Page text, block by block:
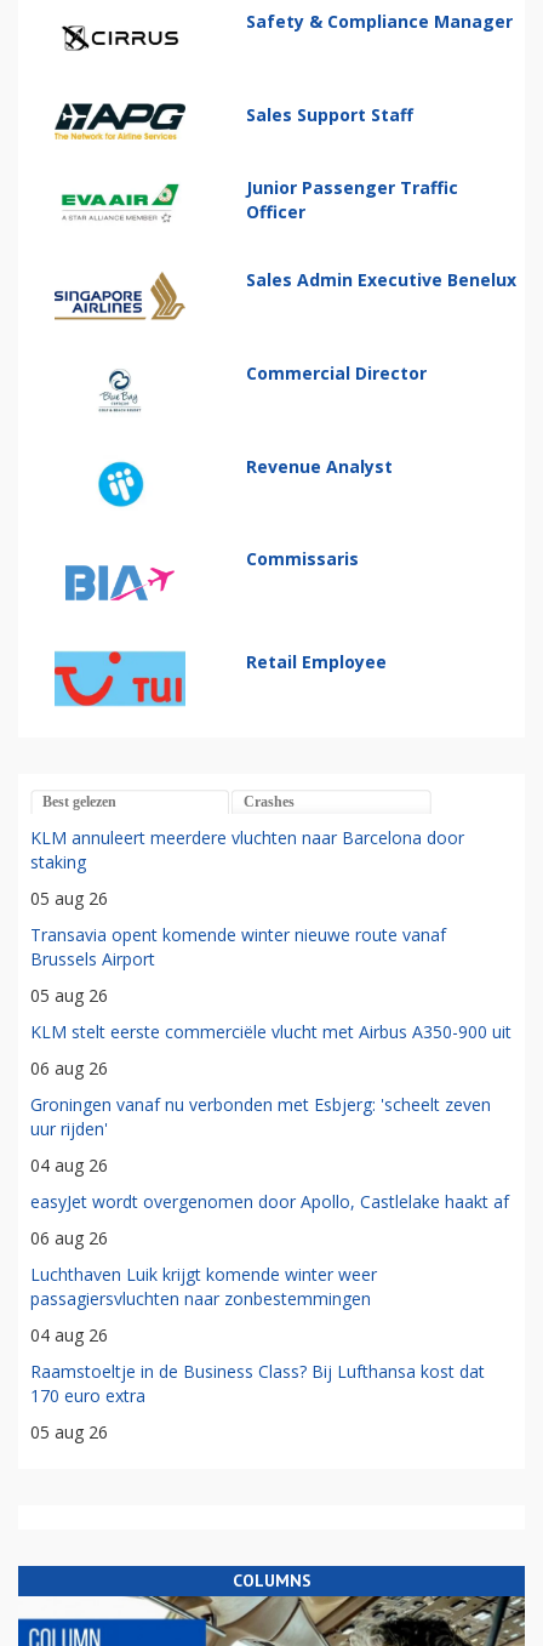
Safety & Compliance Manager
Sales Support Staff
Junior Passenger Traffic
Officer
Sales Admin Executive Benelux
Commercial Director
Revenue Analyst
Commissaris
Retail Employee
Best gelezen Crashes
KLM annuleert meerdere vluchten naar Barcelona door
staking
05 aug 26
Transavia opent komende winter nieuwe route vanaf
Brussels Airport
05 aug 26
KLM stelt eerste commerciële vlucht met Airbus A350-900 uit
06 aug 26
Groningen vanaf nu verbonden met Esbjerg: 'scheelt zeven
uur rijden'
04 aug 26
easyJet wordt overgenomen door Apollo, Castlelake haakt af
06 aug 26
Luchthaven Luik krijgt komende winter weer
passagiersvluchten naar zonbestemmingen
04 aug 26
Raamstoeltje in de Business Class? Bij Lufthansa kost dat
170 euro extra
05 aug 26
COLUMNS